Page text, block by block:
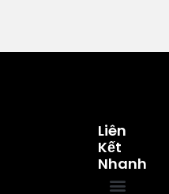
Liên
Kết
Nhanh